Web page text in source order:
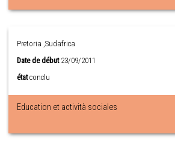
Pretoria ,Sudafrica
Date de début23/09/2011
état conclu
Education et actività sociales